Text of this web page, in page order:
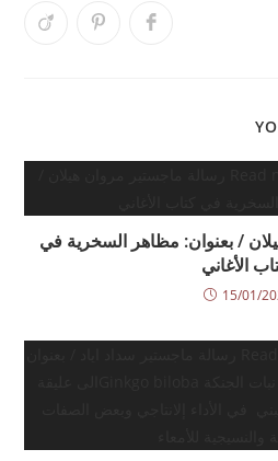
/ بعنوان: مظاهر السخرية في
الأغاني
15/01/